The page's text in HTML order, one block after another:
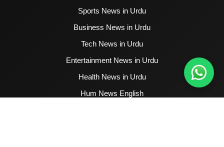
Sports News in Urdu
Business News in Urdu
Tech News in Urdu
Entertainment News in Urdu
Health News in Urdu
Hum News English